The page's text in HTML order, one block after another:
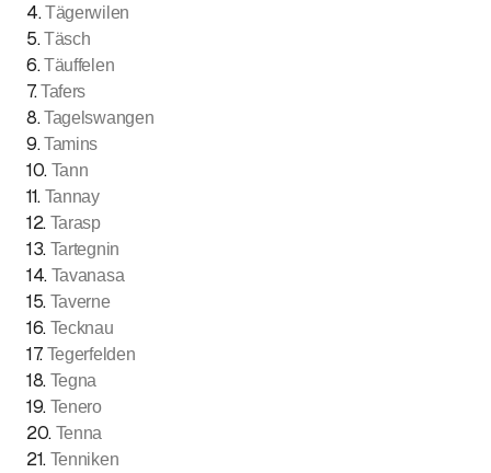
4.Tägerwilen
5.Täsch
6.Täuffelen
7.Tafers
8.Tagelswangen
9.Tamins
10. Tann
11. Tannay
12. Tarasp
13. Tartegnin
14. Tavanasa
15. Taverne
16. Tecknau
17. Tegerfelden
18. Tegna
19. Tenero
20. Tenna
21. Tenniken